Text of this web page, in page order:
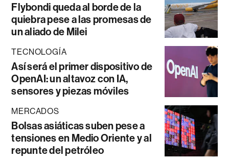
Flybondi queda al borde de la
quiebra pese a las promesas de
un aliado de Milei
TECNOLOGÍA
Así será el primer dispositivo de
OpenAI: un altavoz con IA,
sensores y piezas móviles
MERCADOS
Bolsas asiáticas suben pese a
tensiones en Medio Oriente y al
repunte del petróleo